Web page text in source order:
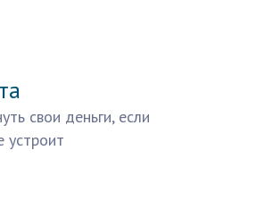
свои деньги, если
устроит